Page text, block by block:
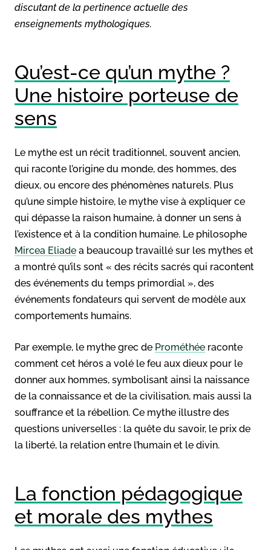
discutant de la pertinence actuelle des
enseignements mythologiques.
Qu’est-ce qu’un mythe ?
Une histoire porteuse de
sens
Le mythe est un récit traditionnel, souvent ancien,
qui raconte l’origine du monde, des hommes, des
dieux, ou encore des phénomènes naturels. Plus
qu’une simple histoire, le mythe vise à expliquer ce
qui dépasse la raison humaine, à donner un sens à
l’existence et à la condition humaine. Le philosophe
Mircea Eliade a beaucoup travaillé sur les mythes et
a montré qu’ils sont « des récits sacrés qui racontent
des événements du temps primordial », des
événements fondateurs qui servent de modèle aux
comportements humains.
Par exemple, le mythe grec de Prométhée raconte
comment cet héros a volé le feu aux dieux pour le
donner aux hommes, symbolisant ainsi la naissance
de la connaissance et de la civilisation, mais aussi la
souffrance et la rébellion. Ce mythe illustre des
questions universelles : la quête du savoir, le prix de
la liberté, la relation entre l’humain et le divin.
La fonction pédagogique
et morale des mythes